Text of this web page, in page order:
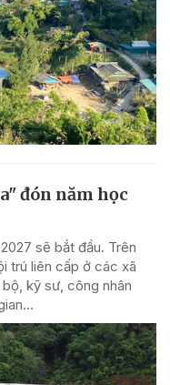
đón năm học
sẽ bắt đầu. Trên
trú liên cấp ở các xã
kỹ sư, công nhân